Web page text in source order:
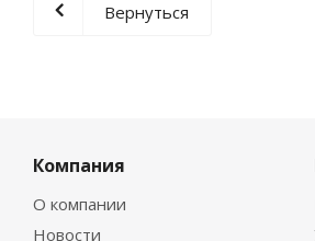
Вернуться
Компания
О компании
Новости